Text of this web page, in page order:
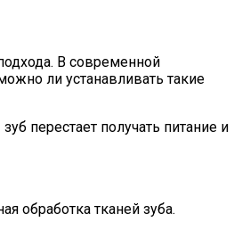
В современной
ли устанавливать такие
перестает получать питание и
обработка тканей зуба.